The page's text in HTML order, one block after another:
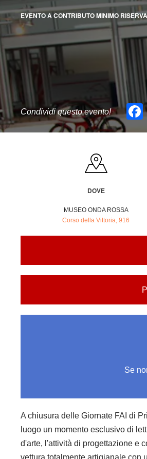
EVENTO A CONTRIBUTO MINIMO
Condividi questo evento!
DOVE
MUSEO ONDA ROSSA
Corso della Vittoria, 916
Se
A chiusura delle Giornate FAI di
luogo un momento esclusivo di
d'arte, l'attività di progettazione e
vettura totalmente artigianale con